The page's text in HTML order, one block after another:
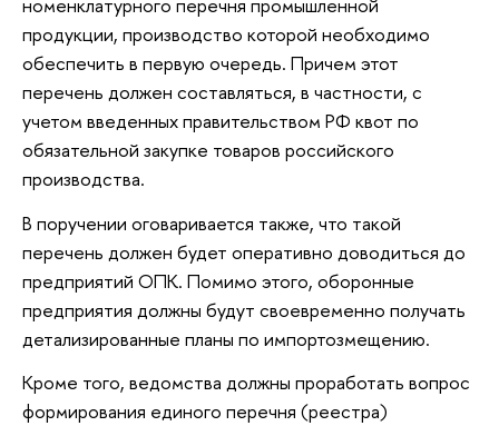
продукции, производство которой необходимо
обеспечить в первую очередь. Причем этот
перечень должен составляться, в частности, с
учетом введенных правительством РФ квот по
обязательной закупке товаров российского
производства.
В поручении оговаривается также, что такой
перечень должен будет оперативно доводиться до
предприятий ОПК. Помимо этого, оборонные
предприятия должны будут своевременно получать
детализированные планы по импортозмещению.
Кроме того, ведомства должны проработать вопрос
формирования единого перечня (реестра)